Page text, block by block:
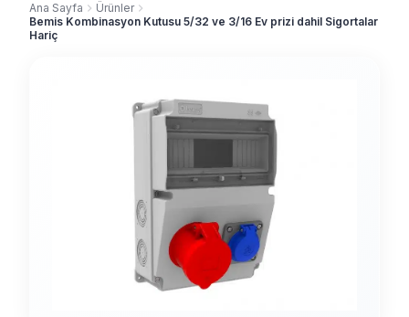
Ana Sayfa
Ürünler
Bemis Kombinasyon Kutusu 5/32 ve 3/16 Ev prizi dahil Sigortalar
Hariç